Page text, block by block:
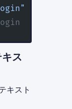
ス
キスト